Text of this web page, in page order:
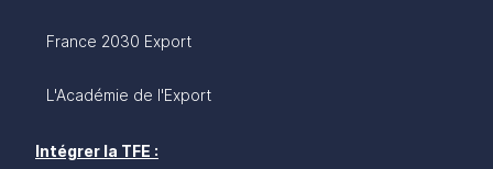
France 2030 Export
L'Académie de l'Export
Intégrer la TFE :